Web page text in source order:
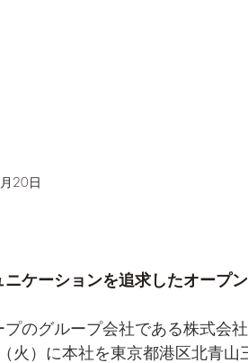
20日
ニケーションを追求したオープ
のグループ会社である株式会
火）に本社を東京都港区北青山